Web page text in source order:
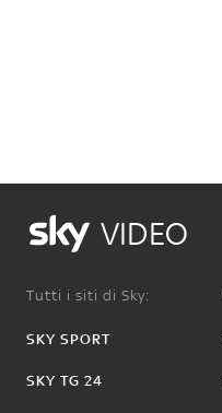
VIDEO
Tutti i siti di Sky:
SKY SPORT
SKY TG 24